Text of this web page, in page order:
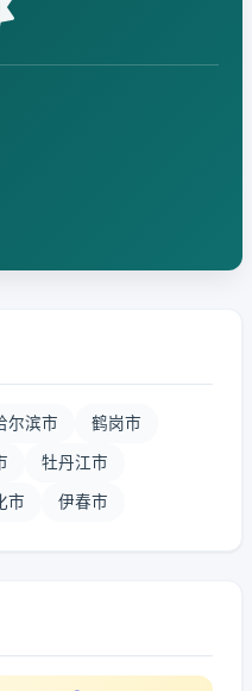
尔滨市 鹤岗市
牡丹江市
市 伊春市